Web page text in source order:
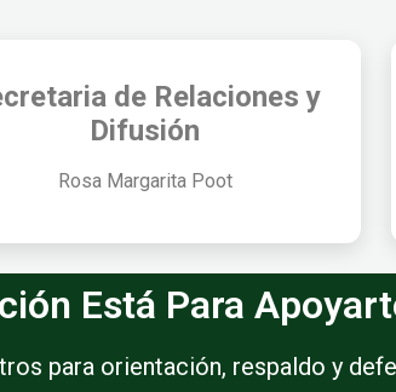
de Relaciones y
Difusión
Rosa Margarita Poot
Está Para
para orientación, respaldo y